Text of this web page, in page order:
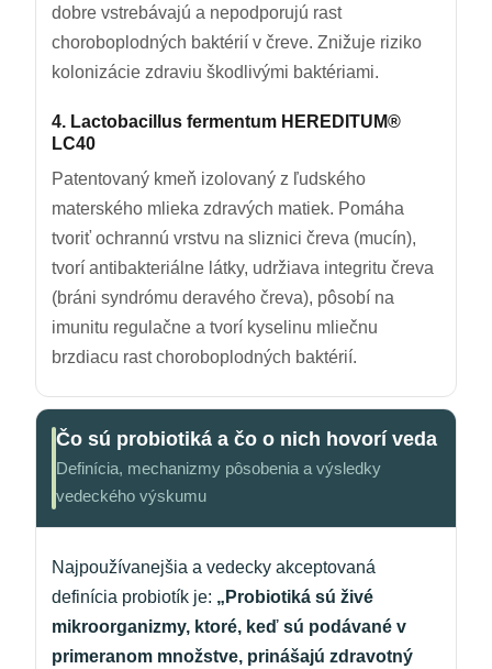
dobre vstrebávajú a nepodporujú rast
choroboplodných baktérií v čreve. Znižuje riziko
kolonizácie zdraviu škodlivými baktériami.
4. Lactobacillus fermentum HEREDITUM®
LC40
Patentovaný kmeň izolovaný z ľudského
materského mlieka zdravých matiek. Pomáha
tvoriť ochrannú vrstvu na sliznici čreva (mucín),
tvorí antibakteriálne látky, udržiava integritu čreva
(bráni syndrómu deravého čreva), pôsobí na
imunitu regulačne a tvorí kyselinu mliečnu
brzdiacu rast choroboplodných baktérií.
Čo sú probiotiká a čo o nich hovorí veda
Definícia, mechanizmy pôsobenia a výsledky
vedeckého výskumu
Najpoužívanejšia a vedecky akceptovaná
definícia probiotík je: „Probiotiká sú živé
mikroorganizmy, ktoré, keď sú podávané v
primeranom množstve, prinášajú zdravotný